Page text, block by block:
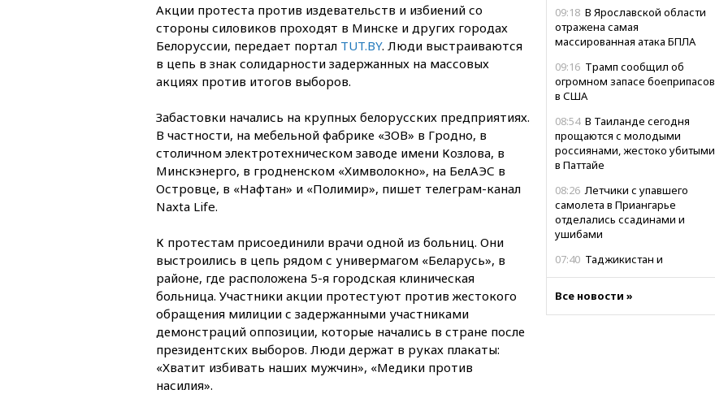
09:18 В Ярославской области
отражена самая
массированная атака БПЛА
09:16 Трамп сообщил об
огромном запасе боеприпасов
в США
08:54 В Таиланде сегодня
прощаются с молодыми
россиянами, жестоко убитыми
в Паттайе
08:26 Летчики с упавшего
самолета в Приангарье
отделались ссадинами и
ушибами
07:40 Таджикистан и
технологий
Все новости »
Акции протеста против издевательств и избиений со
стороны силовиков проходят в Минске и других городах
Белоруссии, передает портал TUT.BY. Люди выстраиваются
в цепь в знак солидарности задержанных на массовых
акциях против итогов выборов.
Забастовки начались на крупных белорусских предприятиях.
В частности, на мебельной фабрике «ЗОВ» в Гродно, в
столичном электротехническом заводе имени Козлова, в
Минскэнерго, в гродненском «Химволокно», на БелАЭС в
Островце, в «Нафтан» и «Полимир», пишет телеграм-канал
Naxta Life.
К протестам присоединили врачи одной из больниц. Они
выстроились в цепь рядом с универмагом «Беларусь», в
районе, где расположена 5-я городская клиническая
больница. Участники акции протестуют против жестокого
обращения милиции с задержанными участниками
демонстраций оппозиции, которые начались в стране после
президентских выборов. Люди держат в руках плакаты:
«Хватит избивать наших мужчин», «Медики против
насилия».